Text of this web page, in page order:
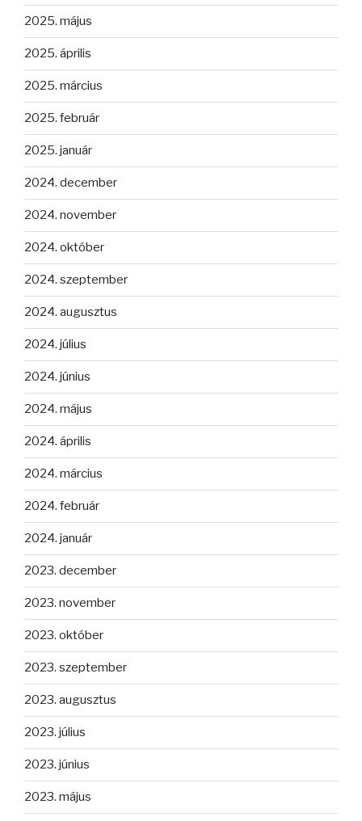
2025. május
2025. április
2025. március
2025. február
2025. január
2024. december
2024. november
2024. október
2024. szeptember
2024. augusztus
2024. július
2024. június
2024. május
2024. április
2024. március
2024. február
2024. január
2023. december
2023. november
2023. október
2023. szeptember
2023. augusztus
2023. július
2023. június
2023. május